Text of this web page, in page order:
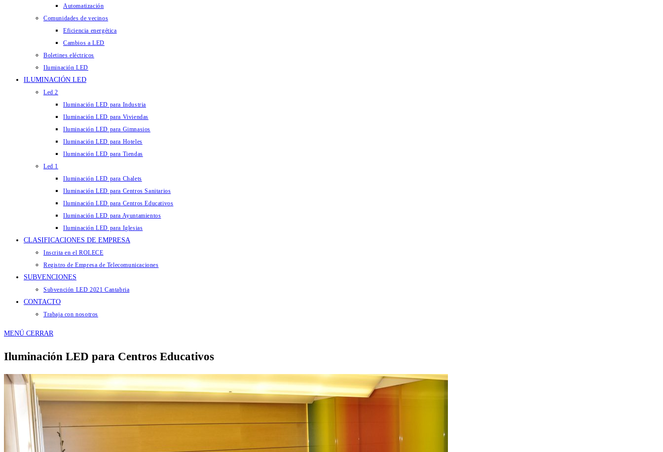
Automatización
Comunidades de vecinos
Eficiencia energética
Cambios a LED
Boletines eléctricos
Iluminación LED
ILUMINACIÓN LED
Led 2
Iluminación LED para Industria
Iluminación LED para Viviendas
Iluminación LED para Gimnasios
Iluminación LED para Hoteles
Iluminación LED para Tiendas
Led 1
Iluminación LED para Chalets
Iluminación LED para Centros Sanitarios
Iluminación LED para Centros Educativos
Iluminación LED para Ayuntamientos
Iluminación LED para Iglesias
CLASIFICACIONES DE EMPRESA
Inscrita en el ROLECE
Registro de Empresa de Telecomunicaciones
SUBVENCIONES
Subvención LED 2021 Cantabria
CONTACTO
Trabaja con nosotros
MENÚ CERRAR
Iluminación LED para Centros Educativos